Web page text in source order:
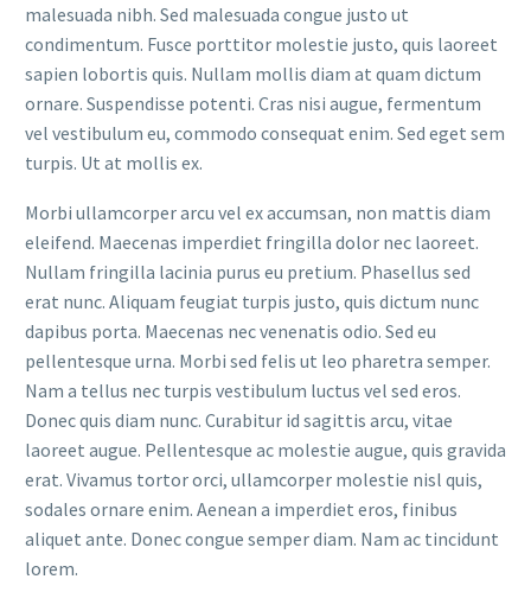
malesuada nibh. Sed malesuada congue justo ut
condimentum. Fusce porttitor molestie justo, quis laoreet
sapien lobortis quis. Nullam mollis diam at quam dictum
ornare. Suspendisse potenti. Cras nisi augue, fermentum
vel vestibulum eu, commodo consequat enim. Sed eget sem
turpis. Ut at mollis ex.
Morbi ullamcorper arcu vel ex accumsan, non mattis diam
eleifend. Maecenas imperdiet fringilla dolor nec laoreet.
Nullam fringilla lacinia purus eu pretium. Phasellus sed
erat nunc. Aliquam feugiat turpis justo, quis dictum nunc
dapibus porta. Maecenas nec venenatis odio. Sed eu
pellentesque urna. Morbi sed felis ut leo pharetra semper.
Nam a tellus nec turpis vestibulum luctus vel sed eros.
Donec quis diam nunc. Curabitur id sagittis arcu, vitae
laoreet augue. Pellentesque ac molestie augue, quis gravida
erat. Vivamus tortor orci, ullamcorper molestie nisl quis,
sodales ornare enim. Aenean a imperdiet eros, finibus
aliquet ante. Donec congue semper diam. Nam ac tincidunt
lorem.